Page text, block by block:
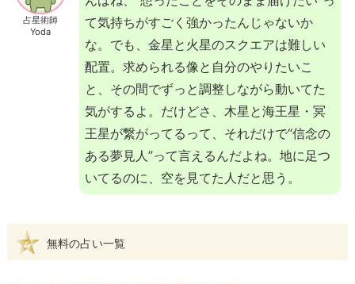
占星術師
Yoda
て気持ちがすごく強かったんじゃないか
な。でも、金星と火星のスクエアは難しい
配置。求められる像と自分のやりたいこ
と、その間でずっと調整しながら動いてた
気がするよ。だけどさ、木星と海王星・冥
王星が繋がってるって、それだけで“信念の
ある夢見人”って言えるんだよね。地に足つ
いてるのに、空を見てた人だと思う。
無料の占い一覧